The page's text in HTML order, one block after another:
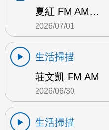
夏紅 FM AM…
2026/07/01
生活掃描
莊文凱 FM AM
2026/06/30
生活掃描